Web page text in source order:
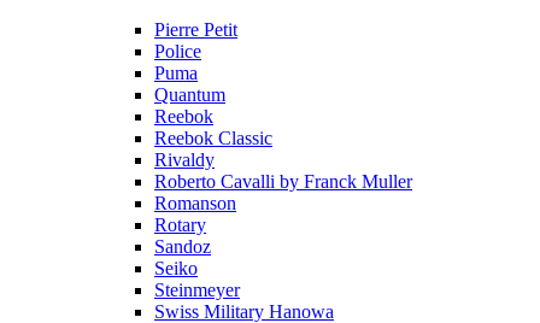
Pierre Petit
Police
Puma
Quantum
Reebok
Reebok Classic
Rivaldy
Roberto Cavalli by Franck Muller
Romanson
Rotary
Sandoz
Seiko
Steinmeyer
Swiss Military Hanowa